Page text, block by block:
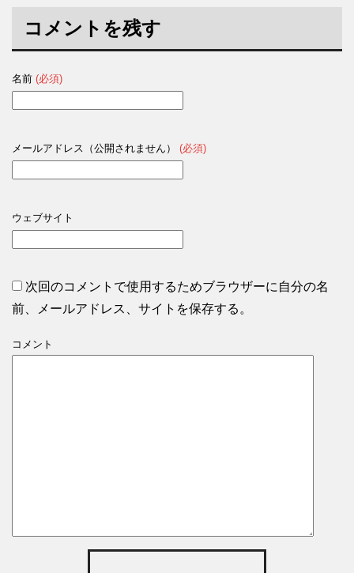
コメントを残す
名前 (必須)
メールアドレス（公開されません） (必須)
ウェブサイト
次回のコメントで使用するためブラウザーに自分の名
前、メールアドレス、サイトを保存する。
コメント